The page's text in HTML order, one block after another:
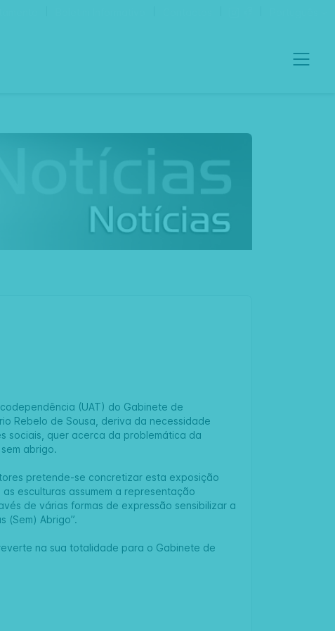
(UAT) do Gabinete de
Rebelo de Sousa, deriva da necessidade
sociais, quer acerca da problemática da
abrigo.
pretende-se concretizar esta exposição
esculturas assumem a representação
de várias formas de expressão sensibilizar a
(Sem) Abrigo”.
na sua totalidade para o Gabinete de